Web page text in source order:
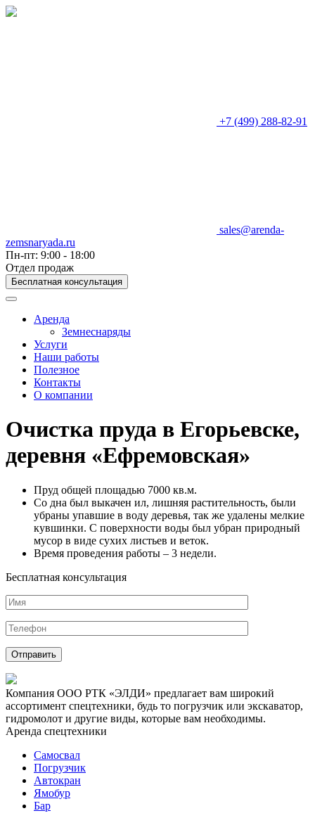
+7 (499) 288-82-91
sales@arenda-
zemsnaryada.ru
Пн-пт: 9:00 - 18:00
Отдел продаж
Бесплатная консультация
Аренда
Земнеснаряды
Услуги
Наши работы
Полезное
Контакты
О компании
Очистка пруда в Егорьевске,
деревня «Ефремовская»
Пруд общей площадью 7000 кв.м.
Со дна был выкачен ил, лишняя растительность, были
убраны упавшие в воду деревья, так же удалены мелкие
кувшинки. С поверхности воды был убран природный
мусор в виде сухих листьев и веток.
Время проведения работы – 3 недели.
Бесплатная консультация
Компания ООО РТК «ЭЛДИ» предлагает вам широкий
ассортимент спецтехники, будь то погрузчик или экскаватор,
гидромолот и другие виды, которые вам необходимы.
Аренда спецтехники
Самосвал
Погрузчик
Автокран
Ямобур
Бар